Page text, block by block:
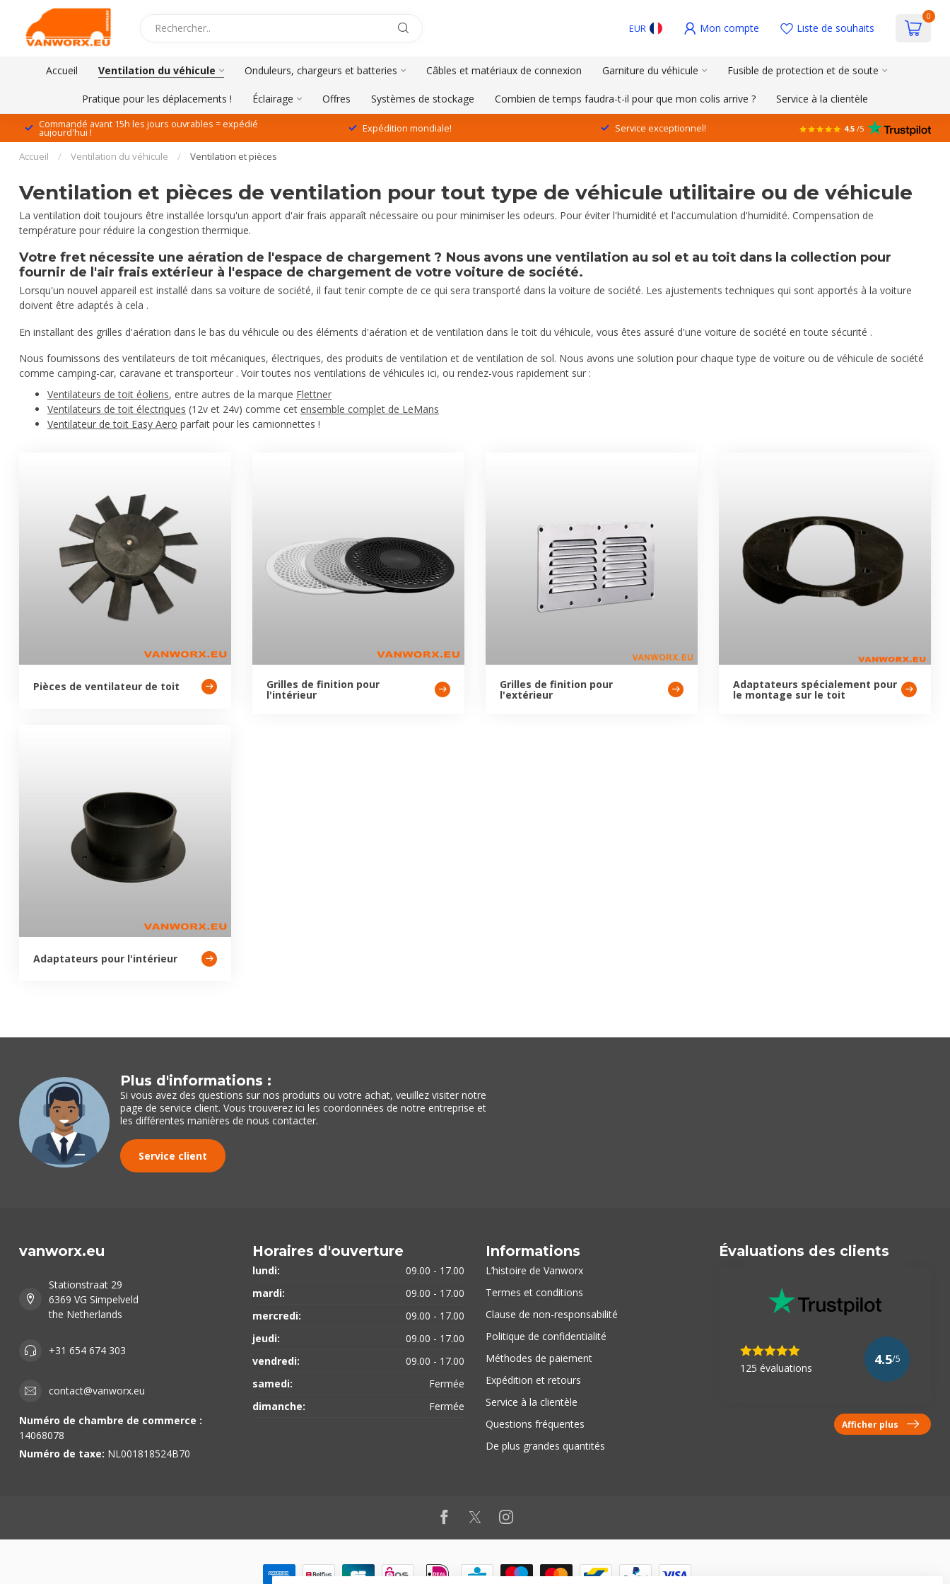
EUR Mon compte Liste de souhaits
0
Accueil Ventilation du véhicule Onduleurs, chargeurs et batteries Câbles et matériaux de connexion Garniture du véhicule Fusible de protection et de soute
Pratique pour les déplacements ! Éclairage Offres Systèmes de stockage Combien de temps faudra-t-il pour que mon colis arrive ? Service à la clientèle
Commandé avant 15h les jours ouvrables = expédié
aujourd'hui ! Expédition mondiale! Service exceptionnel! 4.5 /5
Accueil / Ventilation du véhicule / Ventilation et pièces
Ventilation et pièces de ventilation pour tout type de véhicule utilitaire ou de véhicule
La ventilation doit toujours être installée lorsqu'un apport d'air frais apparaît nécessaire ou pour minimiser les odeurs. Pour éviter l'humidité et l'accumulation d'humidité. Compensation de
température pour réduire la congestion thermique.
Votre fret nécessite une aération de l'espace de chargement ? Nous avons une ventilation au sol et au toit dans la collection pour
fournir de l'air frais extérieur à l'espace de chargement de votre voiture de société.
Lorsqu'un nouvel appareil est installé dans sa voiture de société, il faut tenir compte de ce qui sera transporté dans la voiture de société. Les ajustements techniques qui sont apportés à la voiture
doivent être adaptés à cela .
En installant des grilles d'aération dans le bas du véhicule ou des éléments d'aération et de ventilation dans le toit du véhicule, vous êtes assuré d'une voiture de société en toute sécurité .
Nous fournissons des ventilateurs de toit mécaniques, électriques, des produits de ventilation et de ventilation de sol. Nous avons une solution pour chaque type de voiture ou de véhicule de société
comme camping-car, caravane et transporteur . Voir toutes nos ventilations de véhicules ici, ou rendez-vous rapidement sur :
Ventilateurs de toit éoliens, entre autres de la marque Flettner
Ventilateurs de toit électriques (12v et 24v) comme cet ensemble complet de LeMans
Ventilateur de toit Easy Aero parfait pour les camionnettes !
Pièces de ventilateur de toit Grilles de finition pour
l'intérieur
Grilles de finition pour
l'extérieur
Adaptateurs spécialement pour
le montage sur le toit
Adaptateurs pour l'intérieur
Plus d'informations :
Si vous avez des questions sur nos produits ou votre achat, veuillez visiter notre
page de service client. Vous trouverez ici les coordonnées de notre entreprise et
les différentes manières de nous contacter.
Service client
vanworx.eu
Stationstraat 29
6369 VG Simpelveld
the Netherlands
+31 654 674 303
contact@vanworx.eu
Numéro de chambre de commerce :
14068078
Numéro de taxe: NL001818524B70
Horaires d'ouverture
lundi:
09.00 - 17.00
mardi:
09.00 - 17.00
mercredi:
09.00 - 17.00
jeudi:
09.00 - 17.00
vendredi:
09.00 - 17.00
samedi:
Fermée
dimanche:
Fermée
Informations
L’histoire de Vanworx
Termes et conditions
Clause de non-responsabilité
Politique de confidentialité
Méthodes de paiement
Expédition et retours
Service à la clientèle
Questions fréquentes
De plus grandes quantités
Évaluations des clients
125 évaluations
4.5/5
Afficher plus